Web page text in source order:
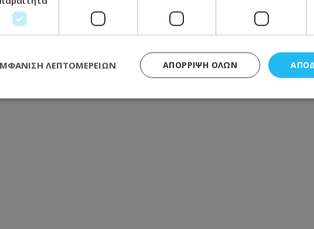
ζεστές νύχτες πριν από τον ύπνο
ΑΠΌΡΡΙΨΗ ΌΛΩΝ
ΛΕΠΤΟΜΕΡΕΙΏΝ